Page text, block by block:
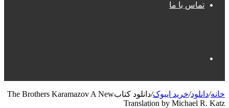
تماس با ما
برای
خانه/دانلود/خرید ایبوک/
دانلود کتابThe Brothers Karamazov A New
Translation by Michael R. Katz